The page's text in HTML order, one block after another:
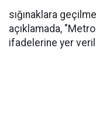
sığınaklara
açıklamada,
ifadelerine yer